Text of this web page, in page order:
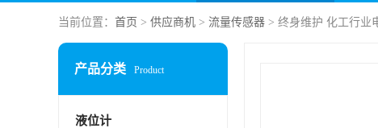
当前位置： 首页 > 供应商机 > 流量传感器 > 终身维护 化工行业
产品分类 Product
液位计